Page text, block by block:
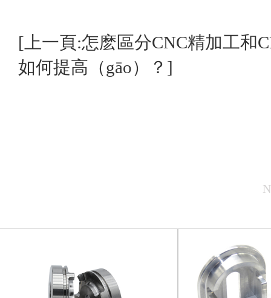
[上一頁:怎麽區分CNC精加工和
如何提高（gāo）？]